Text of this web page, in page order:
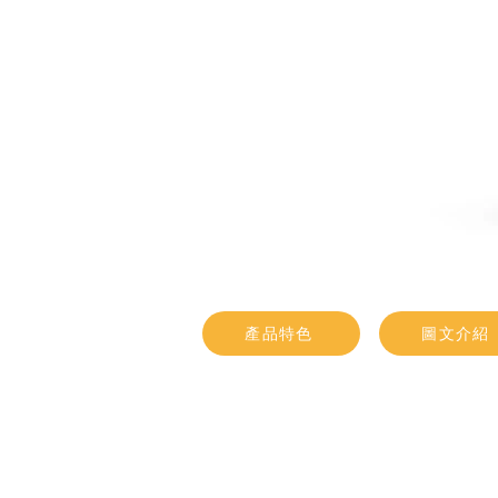
產品特色 圖文介紹